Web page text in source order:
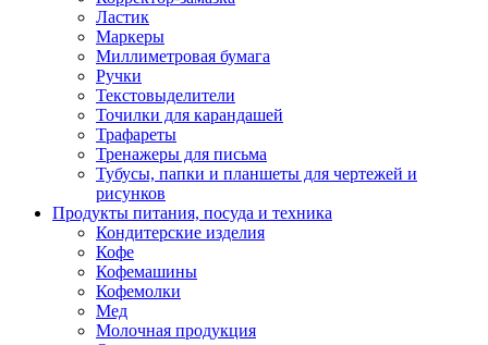
Ластик
Маркеры
Миллиметровая бумага
Ручки
Текстовыделители
Точилки для карандашей
Трафареты
Тренажеры для письма
Тубусы, папки и планшеты для чертежей и
рисунков
Продукты питания, посуда и техника
Кондитерские изделия
Кофе
Кофемашины
Кофемолки
Мед
Молочная продукция